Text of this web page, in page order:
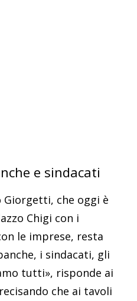
e sindacati
Giorgetti, che oggi è
Chigi con i
le imprese, resta
i sindacati, gli
tutti», risponde ai
che ai tavoli